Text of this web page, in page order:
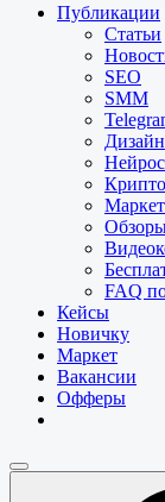
Публикации
Статьи
SEO
SMM
Дизайн
FAQ
Кейсы
Новичку
Маркет
Вакансии
Офферы